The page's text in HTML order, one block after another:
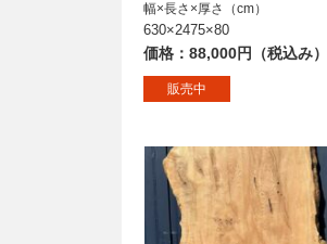
幅×長さ×厚さ（cm）
630×2475×80
価格：88,000円（税込み）
販売中